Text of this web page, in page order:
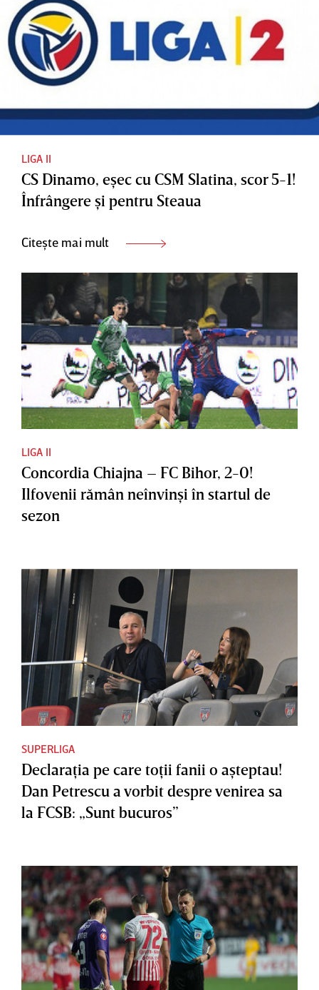
LIGA II
CS Dinamo, eşec cu CSM Slatina, scor 5-1!
Înfrângere şi pentru Steaua
Citește mai mult
LIGA II
Concordia Chiajna – FC Bihor, 2-0!
Ilfovenii rămân neînvinşi în startul de
sezon
SUPERLIGA
Declaraţia pe care toţii fanii o aşteptau!
Dan Petrescu a vorbit despre venirea sa
la FCSB: „Sunt bucuros”